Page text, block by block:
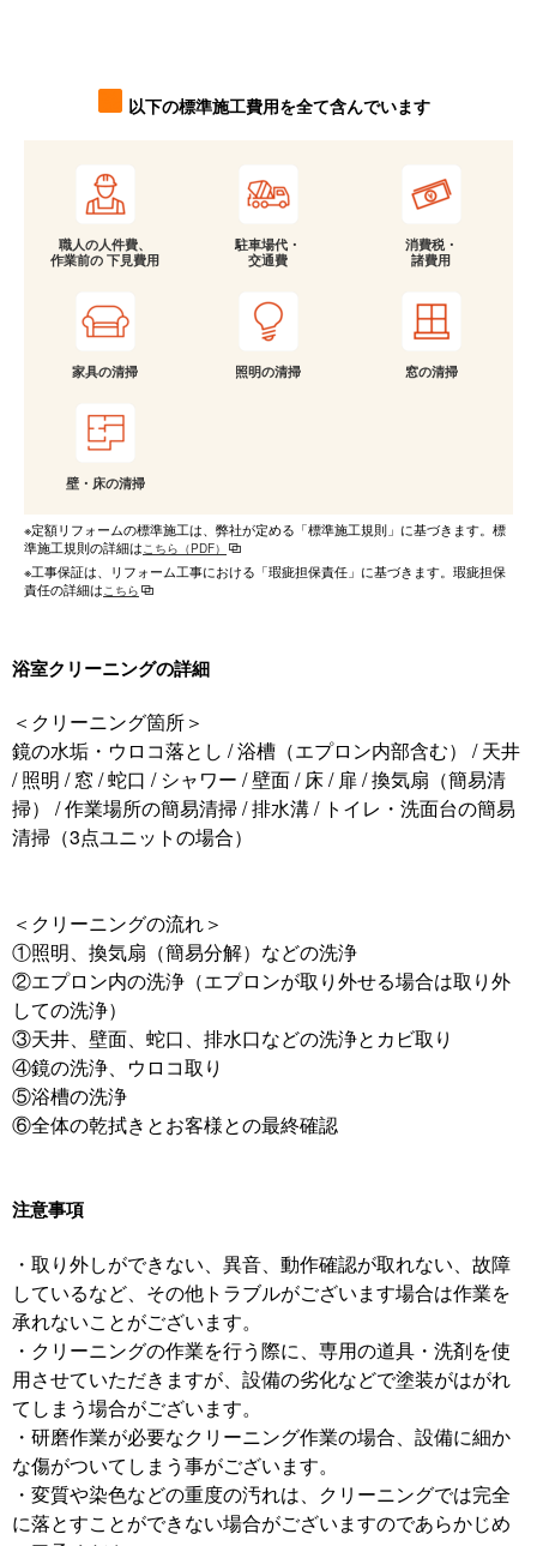
以下の標準施工費用を全て含んでいます
職人の人件費、
作業前の 下見費用
駐車場代・
交通費
消費税・
諸費用
家具の清掃 照明の清掃 窓の清掃
壁・床の清掃
※定額リフォームの標準施工は、弊社が定める「標準施工規則」に基づきます。標
準施工規則の詳細は こちら（PDF）
※工事保証は、リフォーム工事における「瑕疵担保責任」に基づきます。瑕疵担保
責任の詳細は こちら
浴室クリーニングの詳細
＜クリーニング箇所＞
鏡の水垢・ウロコ落とし / 浴槽（エプロン内部含む） / 天井
/ 照明 / 窓 / 蛇口 / シャワー / 壁面 / 床 / 扉 / 換気扇（簡易清
掃） / 作業場所の簡易清掃 / 排水溝 / トイレ・洗面台の簡易
清掃（3点ユニットの場合）
＜クリーニングの流れ＞
①照明、換気扇（簡易分解）などの洗浄
②エプロン内の洗浄（エプロンが取り外せる場合は取り外
しての洗浄）
③天井、壁面、蛇口、排水口などの洗浄とカビ取り
④鏡の洗浄、ウロコ取り
⑤浴槽の洗浄
⑥全体の乾拭きとお客様との最終確認
注意事項
・取り外しができない、異音、動作確認が取れない、故障
しているなど、その他トラブルがございます場合は作業を
承れないことがございます。
・クリーニングの作業を行う際に、専用の道具・洗剤を使
用させていただきますが、設備の劣化などで塗装がはがれ
てしまう場合がございます。
・研磨作業が必要なクリーニング作業の場合、設備に細か
な傷がついてしまう事がございます。
・変質や染色などの重度の汚れは、クリーニングでは完全
に落とすことができない場合がございますのであらかじめ